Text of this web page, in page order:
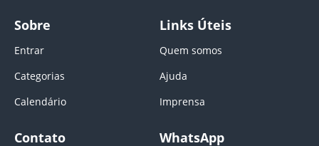
Sobre
Entrar
Categorias
Calendário
Links Úteis
Quem somos
Ajuda
Imprensa
Contato WhatsApp